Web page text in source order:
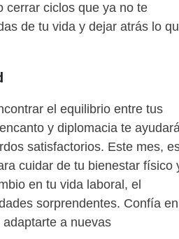
cerrar ciclos que ya no te
de tu vida y dejar atrás lo
el equilibrio entre tus
y diplomacia te
satisfactorios. Este mes,
cuidar de tu bienestar físico
en tu vida laboral, el
sorprendentes. Confía en
a nuevas